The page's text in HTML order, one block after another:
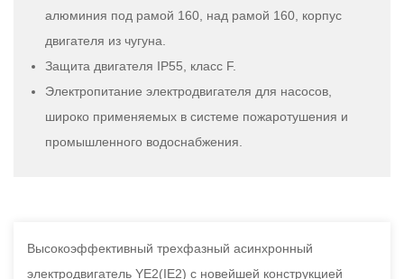
алюминия под рамой 160, над рамой 160, корпус
двигателя из чугуна.
Защита двигателя IP55, класс F.
Электропитание электродвигателя для насосов,
широко применяемых в системе пожаротушения и
промышленного водоснабжения.
Высокоэффективный трехфазный асинхронный
электродвигатель YE2(IE2) с новейшей конструкцией